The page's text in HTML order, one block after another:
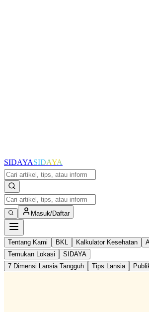
SIDAYASIDAYA
Masuk/Daftar
Tentang Kami BKL Kalkulator Kesehatan
Temukan Lokasi
SIDAYA
7 Dimensi Lansia Tangguh
Tips Lansia